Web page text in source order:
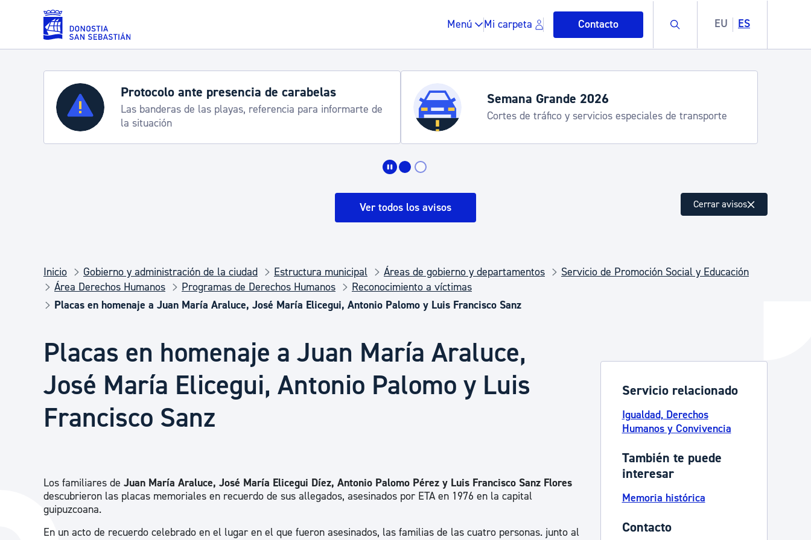
Saltar al contenido principal
Menú Mi carpeta Contacto Buscar EU ES
Servicios
Padrón y asuntos personales
Espacio público, residuos y medioambiente
Seguridad ciudadana y emergencias Euskera
Infancia y juventud Igualdad, Derechos Humanos y convivencia
Participación ciudadana y asociacionismo
Protocolo ante presencia de carabelas
Las banderas de las playas, referencia para informarte de
la situación
Semana Grande 2026
Cortes de tráfico y servicios especiales de transporte
Ver todos los avisos Cerrar avisos
Inicio Gobierno y administración de la ciudad Estructura municipal Áreas de gobierno y departamentos
Servicio de Promoción Social y Educación
Área Derechos Humanos
Programas de Derechos Humanos
Reconocimiento a víctimas
Placas en homenaje a Juan María Araluce, José María Elicegui, Antonio Palomo y Luis Francisco Sanz
Placas en homenaje a Juan María Araluce,
José María Elicegui, Antonio Palomo y Luis
Francisco Sanz
Los familiares de Juan María Araluce, José María Elicegui Díez, Antonio Palomo Pérez y Luis Francisco Sanz Flores
descubrieron las placas memoriales en recuerdo de sus allegados, asesinados por ETA en 1976 en la capital
guipuzcoana.
En un acto de recuerdo celebrado en el lugar en el que fueron asesinados, las familias de las cuatro personas. junto al
Servicio relacionado
Igualdad, Derechos
Humanos y Convivencia
También te puede
interesar
Memoria histórica
Contacto